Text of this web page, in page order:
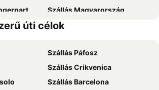
Szállás Magyarország
Szállás Mallorca
úti célok
Szállás Páfosz
Szállás Crikvenica
Szállás Barcelona